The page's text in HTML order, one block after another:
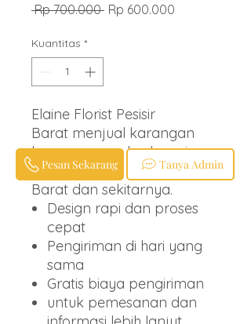
Rp 700.000 Harga
Rp 600.000
Kuantitas *
Elaine Florist Pesisir
Barat menjual karangan
bunga papan berbagai
ucapan untuk wilayah Pesisir
Barat dan sekitarnya.
Design rapi dan proses
cepat
Pengiriman di hari yang
sama
Gratis biaya pengiriman
untuk pemesanan dan
Tanya Admin
Pesan Sekarang